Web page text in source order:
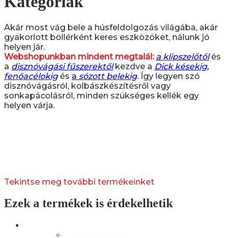
Akár most vág bele a húsfeldolgozás világába, akár
gyakorlott böllérként keres eszközöket, nálunk jó
helyen jár.
Webshopunkban mindent megtalál: a klipszelőtőlés
a disznóvágási fűszerektőlkezdve a Dick késekig,
fenőacélokigés a sózott belekig. Így legyen szó
disznóvágásról, kolbászkészítésről vagy
sonkapácolásról, minden szükséges kellék egy
helyen várja.
Tekintse meg további termékeinket
Ezek a termékek is érdekelhetik